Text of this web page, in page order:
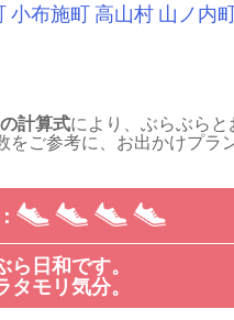
小布施町 高山村 山ノ内
計算式により、ぶらぶら
ご参考に、お出かけプラ
ら日和です。
タモリ気分。